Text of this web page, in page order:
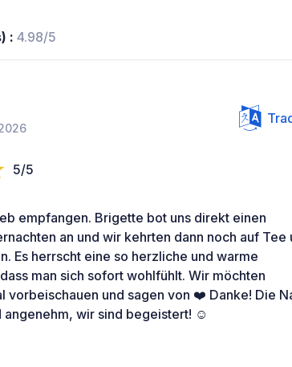
: 4.98/5
5/5
empfangen. Brigette bot uns direkt einen
an und wir kehrten dann noch auf Tee
Es herrscht eine so herzliche und warme
man sich sofort wohlfühlt. Wir möchten
vorbeischauen und sagen von ❤️ Danke! Die
angenehm, wir sind begeistert! ☺️